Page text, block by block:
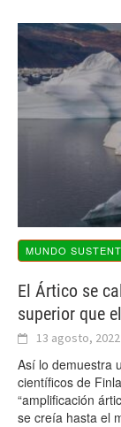
MUNDO
El Ártico se
superior que
13 agosto, 2022
Así lo demuestra
científicos de
“amplificación
se creía hasta el